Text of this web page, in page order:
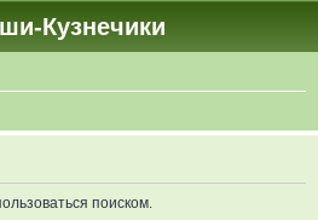
Кузнечики
поиском.